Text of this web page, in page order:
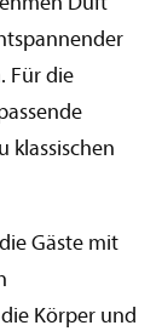
zu Ihrer
für
Unsere
mit
der Dienste
unseren
Für die
klassischen
Gäste mit
Körper und